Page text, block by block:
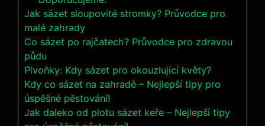
Jak sázet sloupovité stromky? Průvodce pro
malé zahrady
Co sázet po rajčatech? Průvodce pro zdravou
půdu
Pivoňky: Kdy sázet pro okouzlující květy?
Kdy co sázet na zahradě – Nejlepší tipy pro
úspěšné pěstování!
Jak daleko od plotu sázet keře – Nejlepší tipy